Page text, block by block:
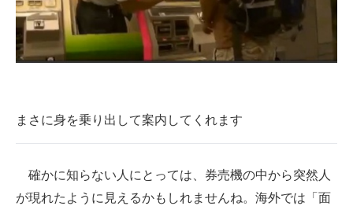
まさに身を乗り出して案内してくれます
確かに知らない人にとっては、券売機の中から突然人
が現れたように見えるかもしれませんね。海外では「面